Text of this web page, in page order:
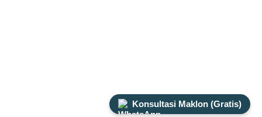
Konsultasi Maklon (Gratis)